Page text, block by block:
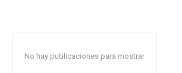
No hay publicaciones para mostrar